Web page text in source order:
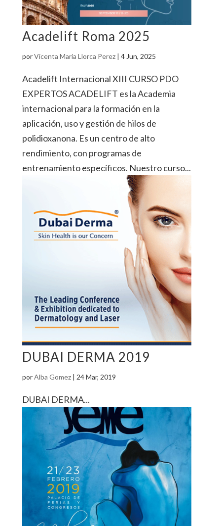
Acadelift Roma 2025
porVicenta Maria Llorca Perez| 4 Jun, 2025
Acadelift Internacional XIII CURSO PDO
EXPERTOS ACADELIFT es la Academia
internacional para la formación en la
aplicación, uso y gestión de hilos de
polidioxanona. Es un centro de alto
rendimiento, con programas de
entrenamiento específicos. Nuestro curso...
DUBAI DERMA 2019
porAlba Gomez| 24 Mar, 2019
DUBAI DERMA...